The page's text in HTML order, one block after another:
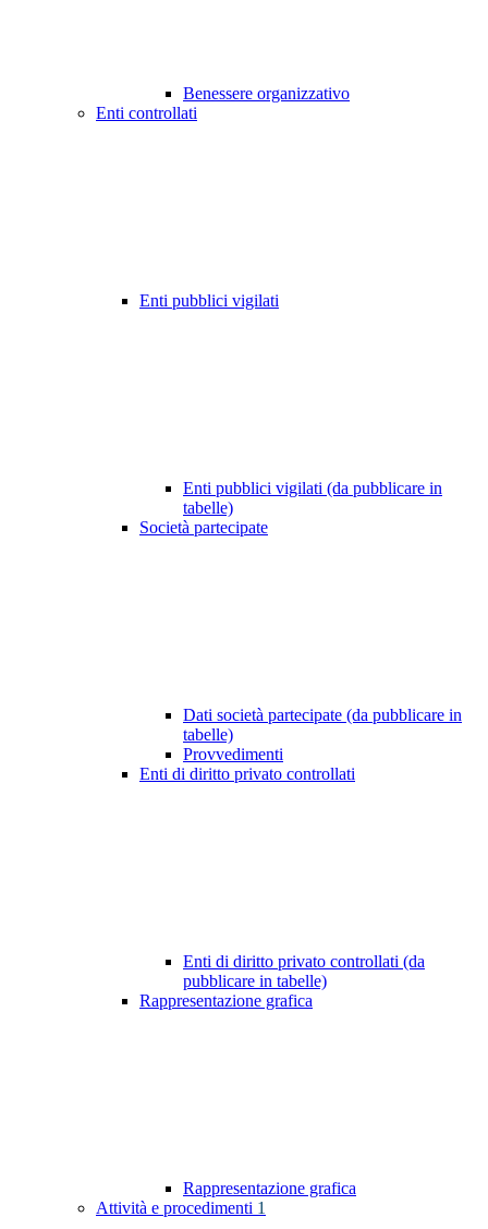
Benessere organizzativo
Enti controllati
Enti pubblici vigilati
Enti pubblici vigilati (da pubblicare in
tabelle)
Società partecipate
Dati società partecipate (da pubblicare in
tabelle)
Provvedimenti
Enti di diritto privato controllati
Enti di diritto privato controllati (da
pubblicare in tabelle)
Rappresentazione grafica
Rappresentazione grafica
Attività e procedimenti 1